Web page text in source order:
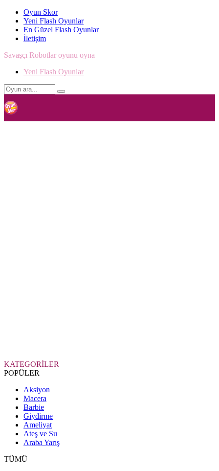
Oyun Skor
Yeni Flash Oyunlar
En Güzel Flash Oyunlar
İletişim
Savaşçı Robotlar oyunu oyna
Yeni Flash Oyunlar
KATEGORİLER
POPÜLER
Aksiyon
Macera
Barbie
Giydirme
Ameliyat
Ateş ve Su
Araba Yarış
TÜMÜ